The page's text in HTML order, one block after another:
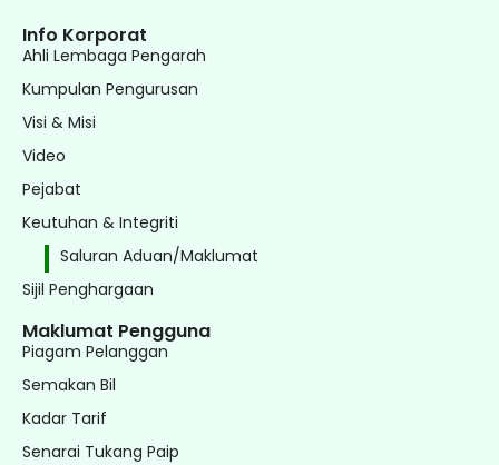
Info Korporat
Ahli Lembaga Pengarah
Kumpulan Pengurusan
Visi & Misi
Video
Pejabat
Keutuhan & Integriti
Saluran Aduan/Maklumat
Sijil Penghargaan
Maklumat Pengguna
Piagam Pelanggan
Semakan Bil
Kadar Tarif
Senarai Tukang Paip